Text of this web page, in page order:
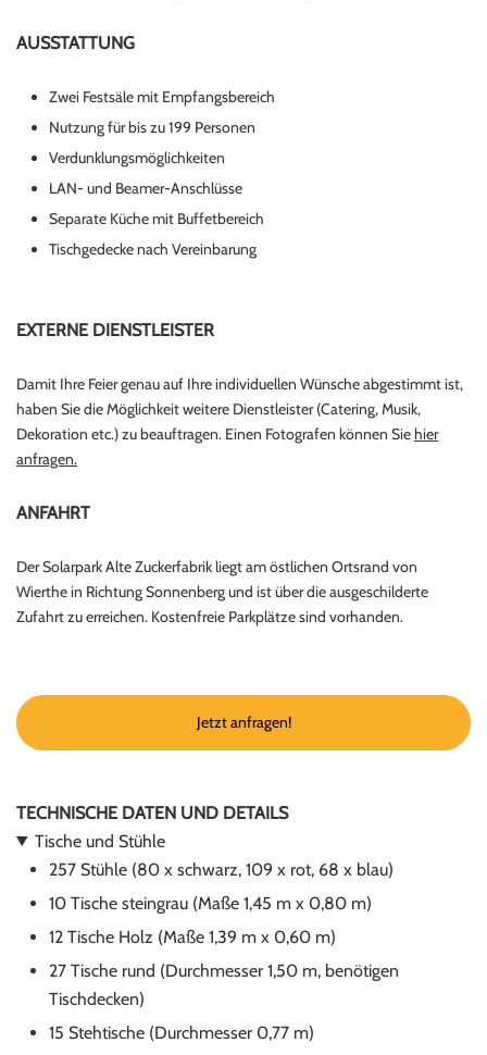
AUSSTATTUNG
Zwei Festsäle mit Empfangsbereich
Nutzung für bis zu 199 Personen
Verdunklungsmöglichkeiten
LAN- und Beamer-Anschlüsse
Separate Küche mit Buffetbereich
Tischgedecke nach Vereinbarung
EXTERNE DIENSTLEISTER
Damit Ihre Feier genau auf Ihre individuellen Wünsche abgestimmt ist,
haben Sie die Möglichkeit weitere Dienstleister (Catering, Musik,
Dekoration etc.) zu beauftragen. Einen Fotografen können Siehier
anfragen.
ANFAHRT
Der Solarpark Alte Zuckerfabrik liegt am östlichen Ortsrand von
Wierthe in Richtung Sonnenberg und ist über die ausgeschilderte
Zufahrt zu erreichen. Kostenfreie Parkplätze sind vorhanden.
Jetzt anfragen!
TECHNISCHE DATEN UND DETAILS
Tische und Stühle
257 Stühle (80 x schwarz, 109 x rot, 68 x blau)
10 Tische steingrau (Maße 1,45 m x 0,80 m)
12 Tische Holz (Maße 1,39 m x 0,60 m)
27 Tische rund (Durchmesser 1,50 m, benötigen
Tischdecken)
15 Stehtische (Durchmesser 0,77 m)